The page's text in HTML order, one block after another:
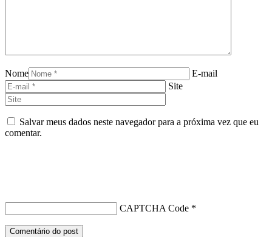
Nome
E-mail
Site
Salvar meus dados neste navegador para a próxima vez que eu
comentar.
CAPTCHA Code *